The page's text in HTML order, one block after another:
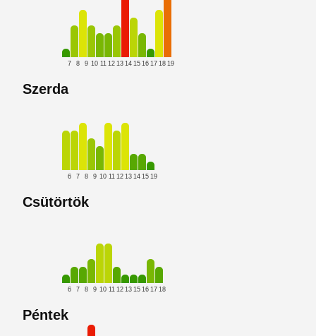
7 8 9 10 11 12 13 14 15 16 17 18 19
Szerda
6 7 8 9 10 11 12 13 14 15 19
Csütörtök
6 7 8 9 10 11 12 13 15 16 17 18
Péntek